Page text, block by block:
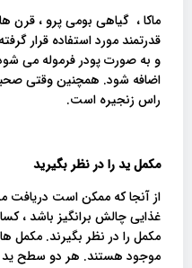
ماکا ، گیاهی بومی پرو ، قرن
قدرتمند مورد استفاده قرار
و به صورت پودر فرموله می
اضافه شود. همچنین وقتی
راس زنجیره است.
‌‌مکمل ید را در نظر بگیرید
از آنجا که ممکن است دریافت
غذایی چالش برانگیز باشد ،
مکمل را در نظر بگیرند. مکمل
موجود هستند. هر دو سطح ید